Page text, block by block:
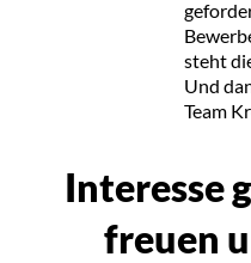
steht
Und
Team
Interesse
freuen